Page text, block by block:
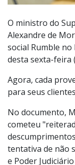
O ministro do
Alexandre de
social Rumble
desta sexta-feira
Agora, cada
para seus
No documento,
cometeu
tentativa de não
e Poder